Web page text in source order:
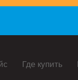
Где купить